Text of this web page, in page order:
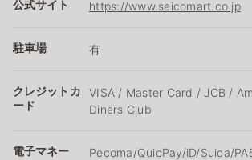
公式サイト https://www.seicomart.co.jp
駐車場 有
クレジットカ
ード
VISA / Master Card / JCB /
Diners Club
電子マネー
Pecoma/QuicPay/iD/Suica/